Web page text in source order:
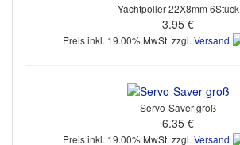
Yachtpoller 22X8mm 6Stück
3.95 €
Preis inkl. 19.00% MwSt. zzgl. Versand
Servo-Saver groß
6.35 €
Preis inkl. 19.00% MwSt. zzgl.Versand